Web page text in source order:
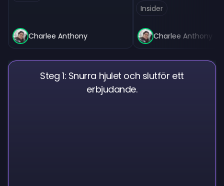
Charlee Anthony
Insider
Charlee Anthony
Steg 1: Snurra hjulet och slutför ett
erbjudande.